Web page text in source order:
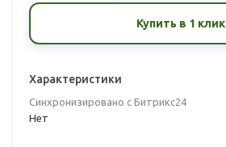
Купить в 1 клик
Характеристики
Синхронизировано с Битрикс24
Нет